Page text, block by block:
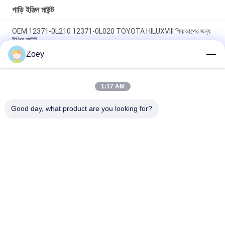
গাড়ি ইঞ্জিন মাউন্ট
OEM 12371-0L210 12371-0L020 TOYOTA HILUXVIII পিকআপের জন্য
ইঞ্জিন মাউন্ট
OEM 12361-31210 1236131210 টয়োটা আলফার্ড / ভেলফায়ারের জন্য ইঞ্জিন
মাউন্টিং
OEM 12305-0P010 12305-31070 12305-31080 LEXUS RX350
Zoey
1:17 AM
Good day, what product are you looking for?